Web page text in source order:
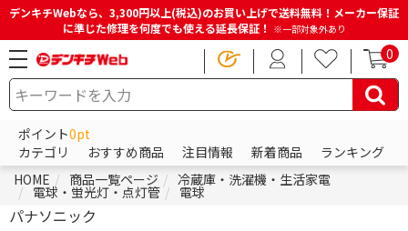
デンキチWebなら、3,300円以上(税込)のお買い上げで送料無料！メーカー保証
に準じた修理を何度でも使える延長保証！ ※一部対象外あり
0
ポイント0pt
カテゴリ
おすすめ商品 注目情報 新着商品
ランキング
HOME
商品一覧ページ 冷蔵庫・洗濯機・生活家電
電球・蛍光灯・点灯管 電球
パナソニック